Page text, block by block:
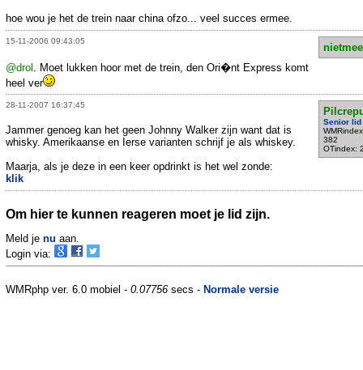
hoe wou je het de trein naar china ofzo... veel succes ermee.
15-11-2006 09:43:05
@drol . Moet lukken hoor met de trein, den Ori�nt Express komt
heel ver
28-11-2007 16:37:45
Senior lid
382
OTindex:
Jammer genoeg kan het geen Johnny Walker zijn want dat is
whisky. Amerikaanse en Ierse varianten schrijf je als whiskey.
Maarja, als je deze in een keer opdrinkt is het wel zonde:
klik
Om hier te kunnen reageren moet je lid zijn.
Meld je nu aan.
Login via:
WMRphp ver. 6.0 mobiel - 0.07756 secs - Normale versie